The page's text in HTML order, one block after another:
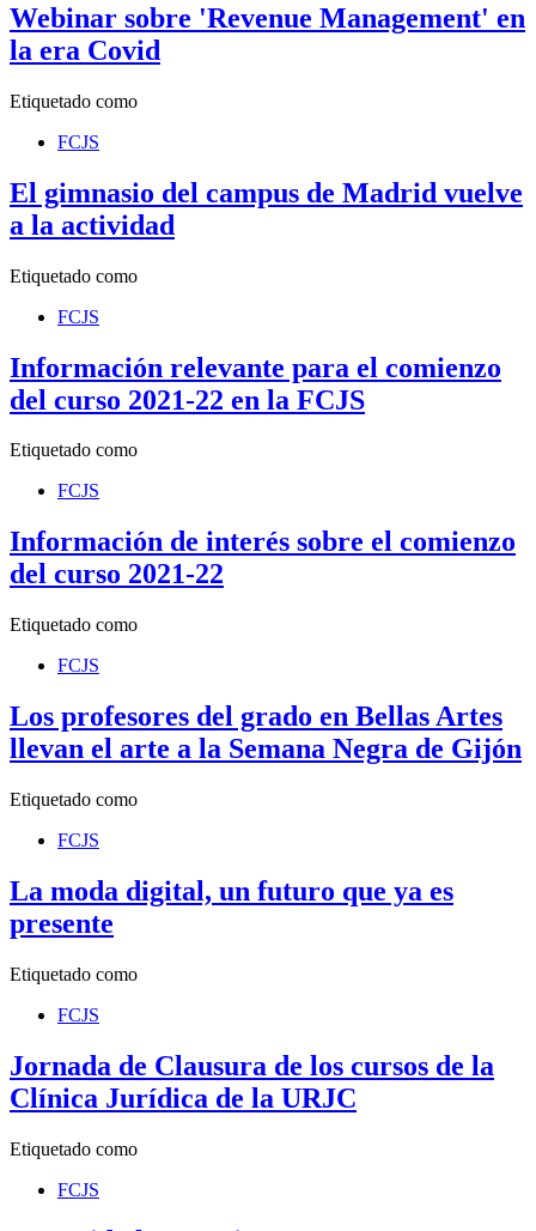
Webinar sobre 'Revenue Management' en
la era Covid
Etiquetado como
FCJS
El gimnasio del campus de Madrid vuelve
a la actividad
Etiquetado como
FCJS
Información relevante para el comienzo
del curso 2021-22 en la FCJS
Etiquetado como
FCJS
Información de interés sobre el comienzo
del curso 2021-22
Etiquetado como
FCJS
Los profesores del grado en Bellas Artes
llevan el arte a la Semana Negra de Gijón
Etiquetado como
FCJS
La moda digital, un futuro que ya es
presente
Etiquetado como
FCJS
Jornada de Clausura de los cursos de la
Clínica Jurídica de la URJC
Etiquetado como
FCJS